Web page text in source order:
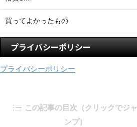
買ってよかったもの
プライバシーポリシー
プライバシーポリシー
この記事の目次（クリックでジャ
ンプ）